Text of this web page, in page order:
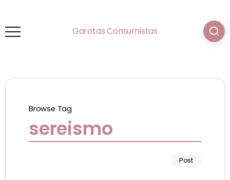
Garotas Consumistas
Browse Tag
sereismo
Post